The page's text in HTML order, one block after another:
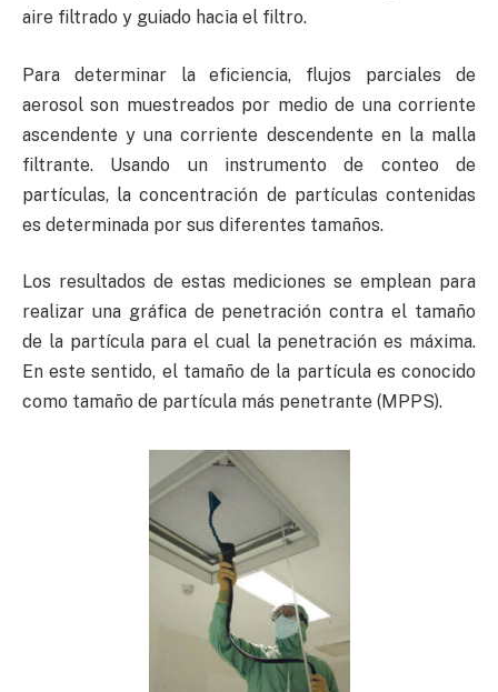
aire filtrado y guiado hacia el filtro.
Para determinar la eficiencia, flujos parciales de
aerosol son muestreados por medio de una corriente
ascendente y una corriente descendente en la malla
filtrante. Usando un instrumento de conteo de
partículas, la concentración de partículas contenidas
es determinada por sus diferentes tamaños.
Los resultados de estas mediciones se emplean para
realizar una gráfica de penetración contra el tamaño
de la partícula para el cual la penetración es máxima.
En este sentido, el tamaño de la partícula es conocido
como tamaño de partícula más penetrante (MPPS).